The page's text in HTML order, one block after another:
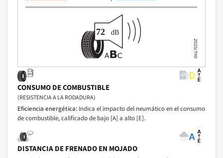
CONSUMO DE COMBUSTIBLE
(RESISTENCIA A LA RODADURA)
Eficiencia energética: Indica el impacto del neumático en el consumo
de combustible, calificado de bajo [A] a alto [E].
DISTANCIA DE FRENADO EN MOJADO